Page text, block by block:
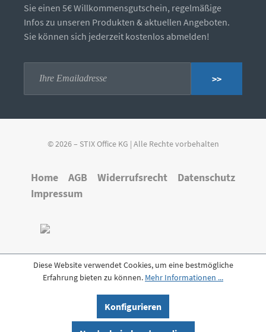
Sie einen 5€ Willkommensgutschein, regelmäßige
Infos zu unseren Produkten & aktuellen Angeboten.
Sie können sich jederzeit kostenlos abmelden!
>>
© 2026 – STIX Office KG | Alle Rechte vorbehalten
Home AGB Widerrufsrecht
Datenschutz
Impressum
Diese Website verwendet Cookies, um eine bestmögliche
Erfahrung bieten zu können. Mehr Informationen ...
Konfigurieren